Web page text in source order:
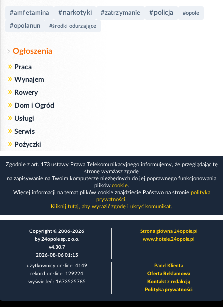
#amfetamina #narkotyki #zatrzymanie #policja #opole
#opolanun #środki odurzające
Ogłoszenia
» Praca
» Wynajem
» Rowery
» Dom i Ogród
» Usługi
» Serwis
» Pożyczki
Zgodnie z art. 173 ustawy Prawa Telekomunikacyjnego informujemy, że przeglądając tę
stronę wyrażasz zgodę
na zapisywanie na Twoim komputerze niezbędnych do jej poprawnego funkcjonowania
plików cookie.
Więcej informacji na temat plików cookie znajdziecie Państwo na stronie polityka
prywatności.
Kliknij tutaj, aby wyrazić zgodę i ukryć komunikat.
Copyright © 2006-2026
by 24opole sp. z o.o.
v4.30.7
2026-08-06 01:15
Strona główna 24opole.pl
www.hotele.24opole.pl
użytkownicy on-line: 4149
rekord on-line: 129224
wyświetleń: 1673525785
Panel Klienta
Oferta Reklamowa
Kontakt z redakcją
Polityka prywatności